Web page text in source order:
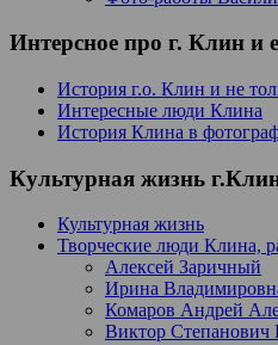
Интерсное про г. Клин и
История г.о. Клин и не
Интересные люди Клина
История Клина в
Культурная жизнь
Культурная жизнь
Творческие люди Клина,
Алексей Заричный
Ирина
Комаров Андрей
Виктор Степанович